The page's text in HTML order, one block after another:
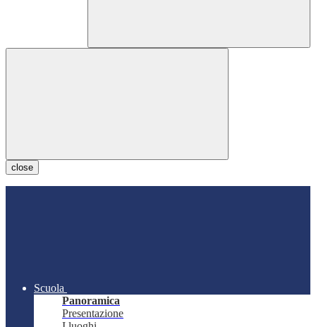
close
Scuola
Panoramica
Presentazione